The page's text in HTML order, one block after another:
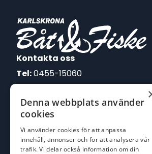
Kontakta oss
Tel:0455-15060
E-post:
johan@batofiske.se
kim@batofiske.se
Adress
Denna webbplats använder
cookies
Vi använder cookies för att anpassa
innehåll, annonser och för att analysera vår
trafik. Vi delar också information om din